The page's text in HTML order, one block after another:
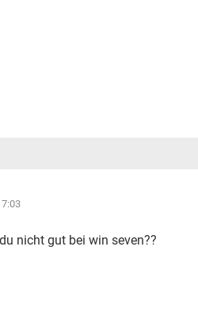
nicht gut bei win seven??